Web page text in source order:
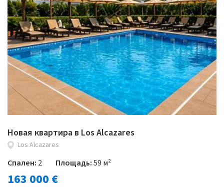
Новая квартира в Los Alcazares
Los Alcazares
Спален: 2 Площадь:59 м²
163 000 €